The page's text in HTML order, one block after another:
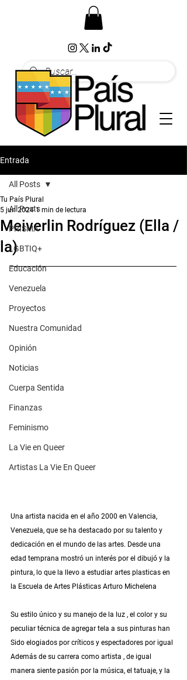
Entrada
All Posts
PRISMA
LGBTIQ+
Educación
Venezuela
Proyectos
Nuestra Comunidad
Opinión
Noticias
Cuerpa Sentida
Finanzas
Feminismo
La Vie en Queer
Artistas La Vie En Queer
All Posts
Meiverlin Rodríguez (Ella /
la)
Tu País Plural
5 jun 2024 1 min de lectura
Una artista nacida en el año 2000 en Valencia,
Venezuela, que se ha destacado por su talento y
dedicación en el mundo de las artes. Desde una
edad temprana mostró un interés por el dibujó y la
pintura, lo que la llevo a estudiar artes plasticas en
la Escuela de Artes Plásticas Arturo Michelena
Su estilo único y su manejo de la luz , el color y su
peculiar técnica de agregar tela a sus pinturas han
Sido elogiados por críticos y espectadores por igual
Además de su carrera como artista , de igual
manera siente pasión por la música, el tatuaje, y la